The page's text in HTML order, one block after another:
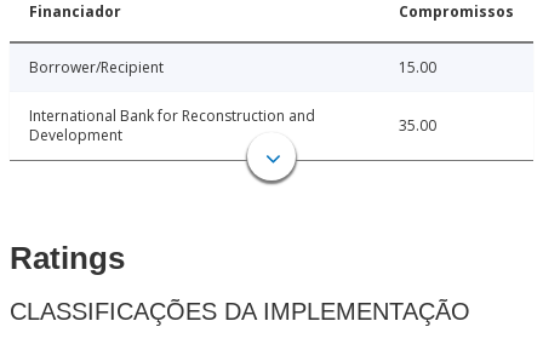
Financiador Compromissos
Borrower/Recipient 15.00
International Bank for Reconstruction and
Development
35.00
Ratings
CLASSIFICAÇÕES DA IMPLEMENTAÇÃO